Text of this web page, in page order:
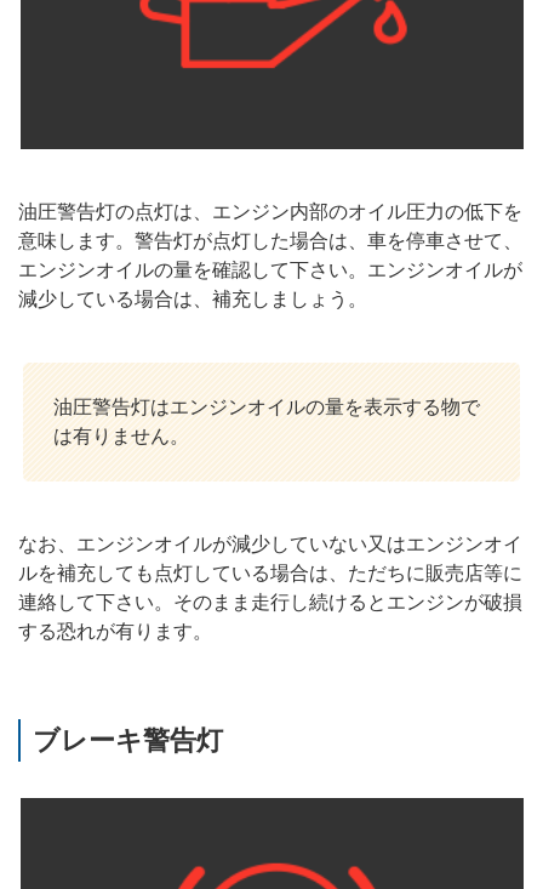
油圧警告灯の点灯は、エンジン内部のオイル圧力の低下を
意味します。警告灯が点灯した場合は、車を停車させて、
エンジンオイルの量を確認して下さい。エンジンオイルが
減少している場合は、補充しましょう。
油圧警告灯はエンジンオイルの量を表示する物で
は有りません。
なお、エンジンオイルが減少していない又はエンジンオイ
ルを補充しても点灯している場合は、ただちに販売店等に
連絡して下さい。そのまま走行し続けるとエンジンが破損
する恐れが有ります。
ブレーキ警告灯